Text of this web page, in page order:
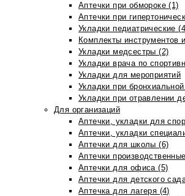
Аптечки при обмороке (1)
Аптечки при
Укладки педиатрические
Комплекты инструментов
Укладки медсестры (2)
Укладки врача по
Укладки для мероприятий
Укладки при
Укладки при отравлении
Для организаций
Аптечки, укладки для
Аптечки, укладки
Аптечки для школы (6)
Аптечки
Аптечки для офиса (5)
Аптечки для детского
Аптечка для лагеря (4)